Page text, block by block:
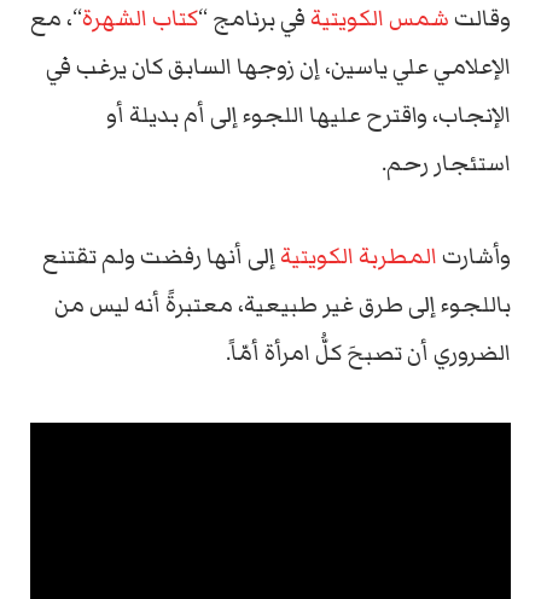
وقالتشمس الكويتيةفي برنامج “كتاب الشهرة“، مع
الإعلامي علي ياسين، إن زوجها السابق كان يرغب في
الإنجاب، واقترح عليها اللجوء إلى أم بديلة أو
استئجار رحم.
وأشارتالمطربة الكويتيةإلى أنها رفضت ولم تقتنع
باللجوء إلى طرق غير طبيعية، معتبرةً أنه ليس من
الضروري أن تصبحَ كلُّ امرأة أمّاً.